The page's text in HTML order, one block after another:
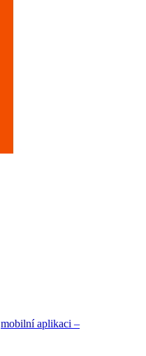
mobilní aplikaci –